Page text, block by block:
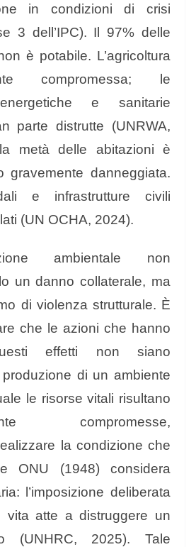
in condizioni di crisi
3 dell’IPC). Il 97% delle
è potabile. L’agricoltura
compromessa; le
e sanitarie
parte distrutte (UNRWA,
metà delle abitazioni è
gravemente danneggiata.
e infrastrutture civili
(UN OCHA, 2024).
ambientale non
un danno collaterale, ma
di violenza strutturale. È
che le azioni che hanno
effetti non siano
di un ambiente
le risorse vitali risultano
compromesse,
la condizione che
ONU (1948) considera
l’imposizione deliberata
vita atte a distruggere un
(UNHRC, 2025). Tale